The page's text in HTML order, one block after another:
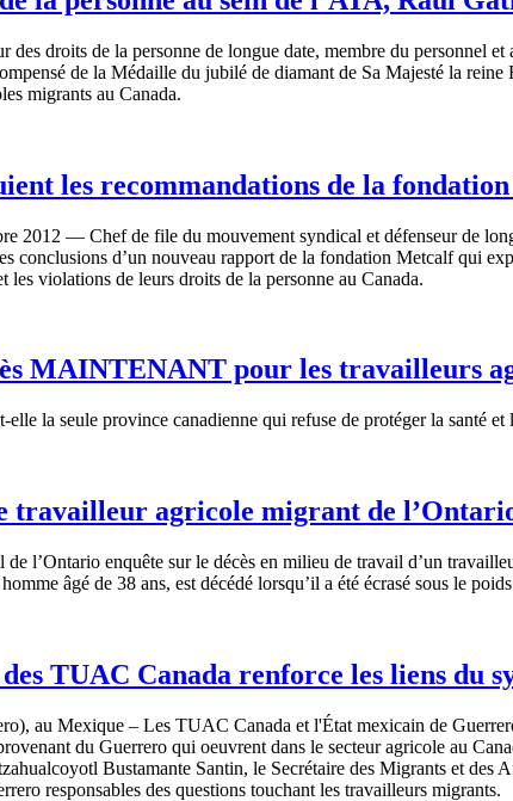
des droits de la personne de longue date, membre du personnel et
de la Médaille du jubilé de diamant de Sa Majesté la reine
migrants au Canada.
les recommandations de la
2012 — Chef de file du mouvement syndical et défenseurde
conclusions d’un nouveau rapport de la fondation Metcalf qui
les violations de leurs droits de la personne au Canada.
MAINTENANT pour les travailleurs
elle la seule province canadienne qui refuse de protéger la santé
travailleur agricole migrant de
de l’Ontario enquête surle décès en milieu de travail d’un
homme âgé de 38 ans, est décédé lorsqu’il a été écrasé sous le poids
TUAC Canada renforce les liens du
au Mexique – Les TUAC Canada et l'État mexicain de
du Guerrero qui oeuvrent dans le secteur agricole au
Bustamante Santin, le Secrétaire des Migrants et des
responsables des questions touchant les travailleurs migrants.